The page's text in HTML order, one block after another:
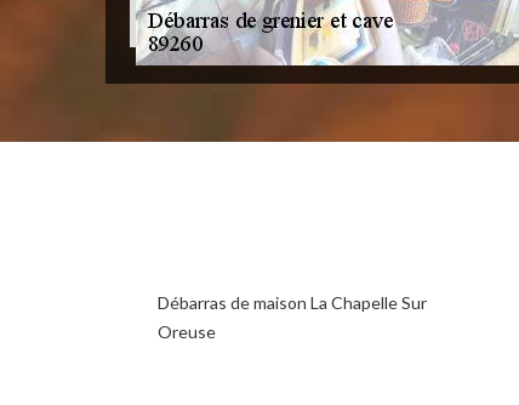
Débarras de maison La Chapelle Sur
Oreuse